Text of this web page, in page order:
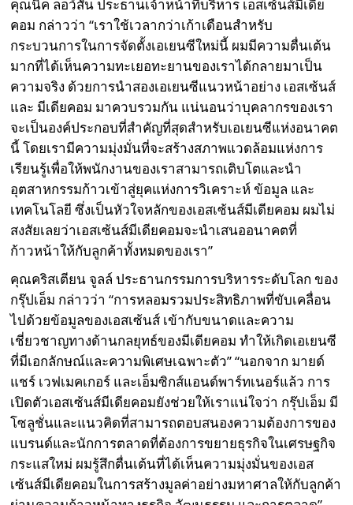
คุณนิค ลอว์สัน ประธานเจ้าหน้าที่บริหาร เอสเซ้นส์มีเดีย
คอม กล่าวว่า “เราใช้เวลากว่าเก้าเดือนสำหรับ
กระบวนการในการจัดตั้งเอเยนซีใหม่นี้ ผมมีความตื่นเต้น
มากที่ได้เห็นความทะเยอทะยานของเราได้กลายมาเป็น
ความจริง ด้วยการนำสองเอเยนซีแนวหน้าอย่าง เอสเซ้นส์
และ มีเดียคอม มาควบรวมกัน แน่นอนว่าบุคลากรของเรา
จะเป็นองค์ประกอบที่สำคัญที่สุดสำหรับเอเยนซีแห่งอนาคต
นี้ โดยเรามีความมุ่งมั่นที่จะสร้างสภาพแวดล้อมแห่งการ
เรียนรู้เพื่อให้พนักงานของเราสามารถเติบโตและนำ
อุตสาหกรรมก้าวเข้าสู่ยุคแห่งการวิเคราะห์ ข้อมูล และ
เทคโนโลยี ซึ่งเป็นหัวใจหลักของเอสเซ้นส์มีเดียคอม ผมไม่
สงสัยเลยว่าเอสเซ้นส์มีเดียคอมจะนำเสนออนาคตที่
ก้าวหน้าให้กับลูกค้าทั้งหมดของเรา”
คุณคริสเตียน จูลล์ ประธานกรรมการบริหารระดับโลก ของ
กรุ๊ปเอ็ม กล่าวว่า “การหลอมรวมประสิทธิภาพที่ขับเคลื่อน
ไปด้วยข้อมูลของเอสเซ้นส์ เข้ากับขนาดและความ
เชี่ยวชาญทางด้านกลยุทธ์ของมีเดียคอม ทำให้เกิดเอเยนซี
ที่มีเอกลักษณ์และความพิเศษเฉพาะตัว” “นอกจาก มายด์
แชร์ เวฟเมคเกอร์ และเอ็มซิกส์แอนด์พาร์ทเนอร์แล้ว การ
เปิดตัวเอสเซ้นส์มีเดียคอมยังช่วยให้เราแน่ใจว่า กรุ๊ปเอ็ม มี
โซลูชั่นและแนวคิดที่สามารถตอบสนองความต้องการของ
แบรนด์และนักการตลาดที่ต้องการขยายธุรกิจในเศรษฐกิจ
กระแสใหม่ ผมรู้สึกตื่นเต้นที่ได้เห็นความมุ่งมั่นของเอส
เซ้นส์มีเดียคอมในการสร้างมูลค่าอย่างมหาศาลให้กับลูกค้า